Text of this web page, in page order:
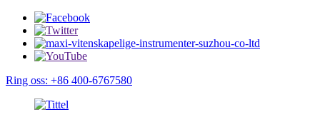
Ring oss: +86 400-6767580